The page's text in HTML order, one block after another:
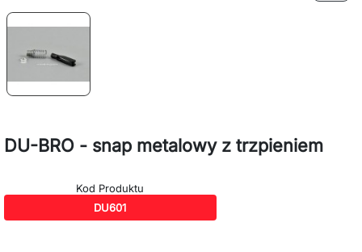
DU-BRO - snap metalowy z trzpieniem
Kod Produktu
DU601